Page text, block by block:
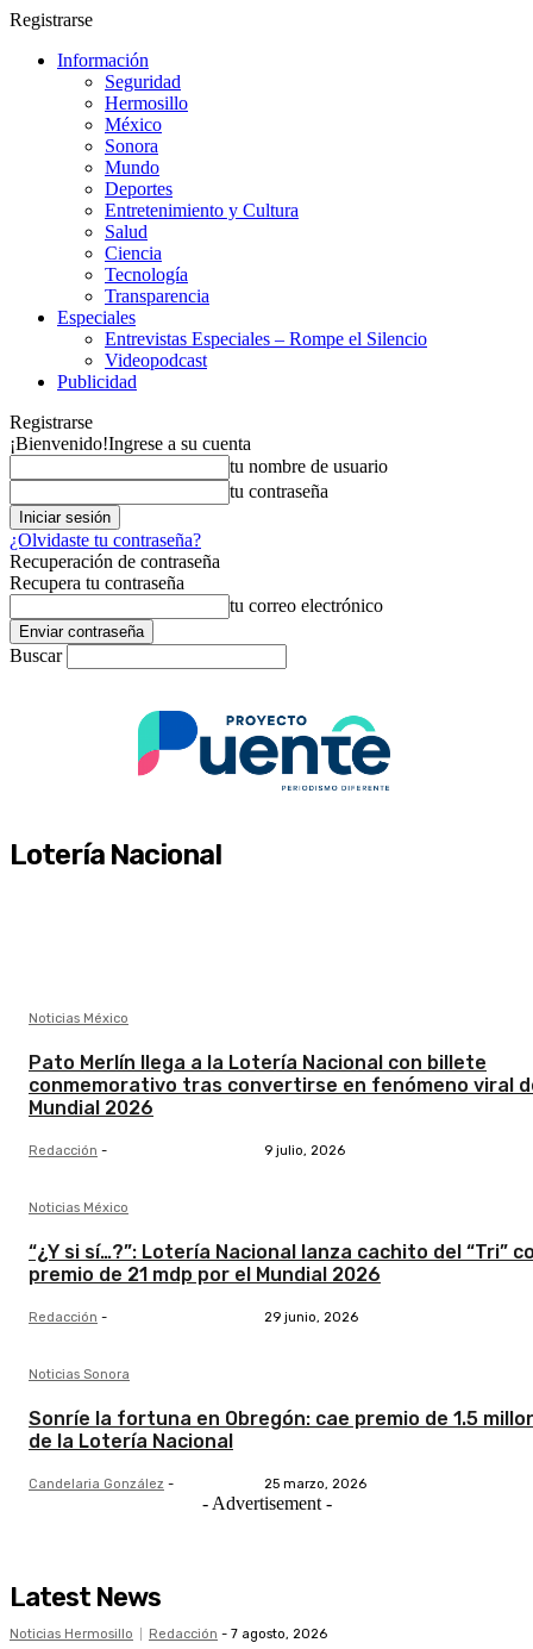
Registrarse
Información
Seguridad
Hermosillo
México
Sonora
Mundo
Deportes
Entretenimiento y Cultura
Salud
Ciencia
Tecnología
Transparencia
Especiales
Entrevistas Especiales – Rompe el Silencio
Videopodcast
Publicidad
Registrarse
¡Bienvenido!Ingrese a su cuenta
tu nombre de usuario
tu contraseña
¿Olvidaste tu contraseña?
Recuperación de contraseña
Recupera tu contraseña
tu correo electrónico
Buscar
Lotería Nacional
Noticias México
Pato Merlín llega a la Lotería Nacional con billete
conmemorativo tras convertirse en fenómeno viral
Mundial 2026
Redacción - 9 julio, 2026
Noticias México
“¿Y si sí…?”: Lotería Nacional lanza cachito del “Tri”
premio de 21 mdp por el Mundial 2026
Redacción - 29 junio, 2026
Noticias Sonora
Sonríe la fortuna en Obregón: cae premio de 1.5
de la Lotería Nacional
Candelaria González - 25 marzo, 2026
- Advertisement -
Latest News
Noticias Hermosillo Redacción - 7 agosto, 2026